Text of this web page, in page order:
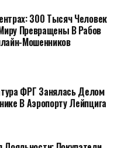
300 Тысяч Человек
Превращены В Рабов
Мошенников
ФРГ Занялась Делом
В Аэропорту Лейпцига